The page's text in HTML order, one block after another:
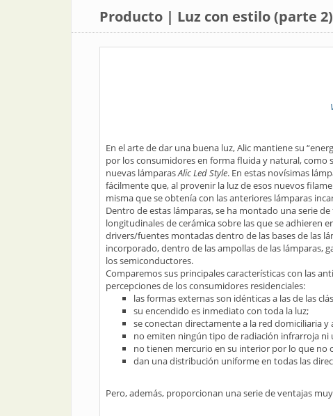
Producto | Luz con estilo (parte 2)
En el arte de dar una buena luz, Alic mantiene su
por los consumidores en forma fluida y natural, como
nuevas lámparasAlic Led Style. En estas novísimas
fácilmente que, al provenir la luz de esos nuevos
misma que se obtenía con las anteriores lámparas
Dentro de estas lámparas, se ha montado una serie
longitudinales de cerámica sobre las que se adhieren
drivers/fuentes montadas dentro de las bases de las
incorporado, dentro de las ampollas de las lámparas,
los semiconductores.
Comparemos sus principales características con las
percepciones de los consumidores residenciales:
las formas externas son idénticas a las de las
su encendido es inmediato con toda la luz;
se conectan directamente a la red domiciliaria
no emiten ningún tipo de radiación infrarroja ni
no tienen mercurio en su interior por lo que no
dan una distribución uniforme en todas las
Pero, además, proporcionan una serie de ventajas